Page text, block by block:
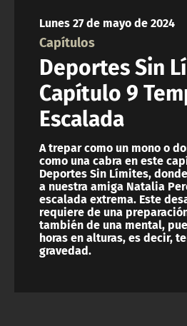
Lunes 27 de mayo de 2024
Capítulos
Deportes Sin
Capítulo 9
Escalada
A trepar como un mono o
como una cabra en este
Deportes Sin Límites,
a nuestra amiga Natalia
escalada extrema. Este
requiere de una
también de una mental,
horas en alturas, es decir,
gravedad.